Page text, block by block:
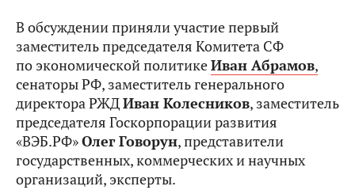
В обсуждении приняли участие первый
заместитель председателя Комитета СФ
по экономической политикеИван Абрамов,
сенаторы РФ, заместитель генерального
директора РЖДИван Колесников, заместитель
председателя Госкорпорации развития
«ВЭБ.РФ»Олег Говорун, представители
государственных, коммерческих и научных
организаций, эксперты.